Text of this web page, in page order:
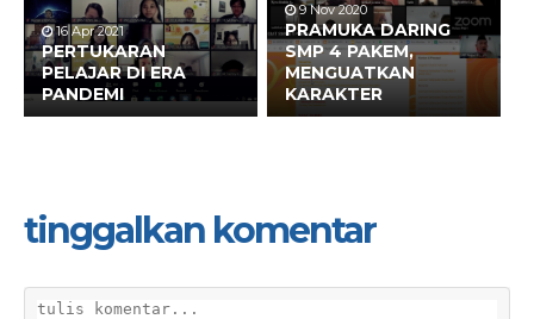
16 Apr 2021
PERTUKARAN
PELAJAR DI ERA
PANDEMI
9 Nov 2020
PRAMUKA DARING
SMP 4 PAKEM,
MENGUATKAN
KARAKTER
tinggalkan komentar